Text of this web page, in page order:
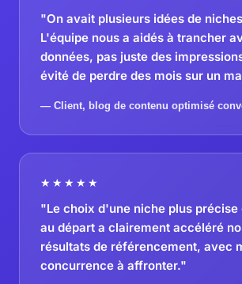
"On avait plusieurs idées de
L'équipe nous a aidés à trancher
données, pas juste des
évité de perdre des mois sur un
— Client, blog de contenu optimisé
★★★★★
"Le choix d'une niche plus précise
au départ a clairement accéléré
résultats de référencement, avec
concurrence à affronter."